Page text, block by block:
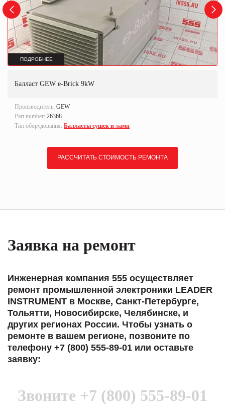
ПОДРОБНЕЕ
Балласт GEW e-Brick 9kW
Производитель: GEW
Part number: 26368
Тип оборудования: Балласты сушек и ламп
РАССЧИТАТЬ СТОИМОСТЬ РЕМОНТА
Заявка на ремонт
Инженерная компания 555 осуществляет
ремонт промышленной электроники LEADER
INSTRUMENT в Москве, Санкт-Петербурге,
Тольятти, Новосибирске, Челябинске, и
других регионах России. Чтобы узнать о
ремонте в вашем регионе, позвоните по
телефону +7 (800) 555-89-01 или оставьте
заявку:
Звоните +7 (800) 555-89-01